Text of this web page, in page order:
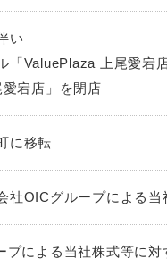
い
「ValuePlaza 上尾愛宕店
愛宕店」を閉店
に移転
社OICグループによる
プによる当社株式等に対